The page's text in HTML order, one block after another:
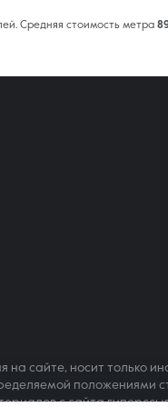
Средняя стоимость метра
на сайте, носит только
положениями
с сайта